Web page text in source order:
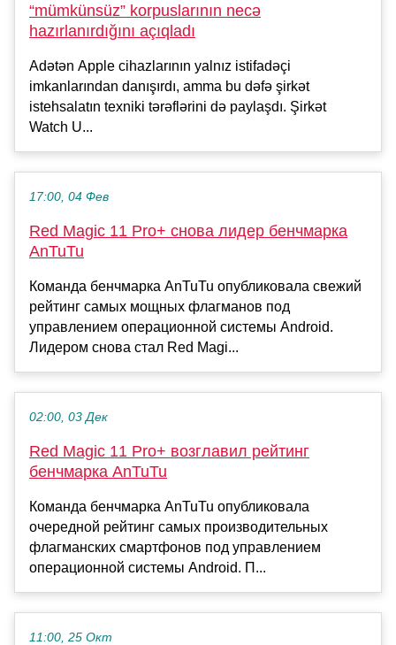
“mümkünsüz” korpuslarının necə
hazırlanırdığını açıqladı
Adətən Apple cihazlarının yalnız istifadəçi
imkanlarından danışırdı, amma bu dəfə şirkət
istehsalatın texniki tərəflərini də paylaşdı. Şirkət
Watch U...
17:00, 04 Фев
Red Magic 11 Pro+ снова лидер бенчмарка
AnTuTu
Команда бенчмарка AnTuTu опубликовала свежий
рейтинг самых мощных флагманов под
управлением операционной системы Android.
Лидером снова стал Red Magi...
02:00, 03 Дек
Red Magic 11 Pro+ возглавил рейтинг
бенчмарка AnTuTu
Команда бенчмарка АnTuTu опубликовала
очередной рейтинг самых производительных
флагманских смартфонов под управлением
операционной системы Android. П...
11:00, 25 Окт